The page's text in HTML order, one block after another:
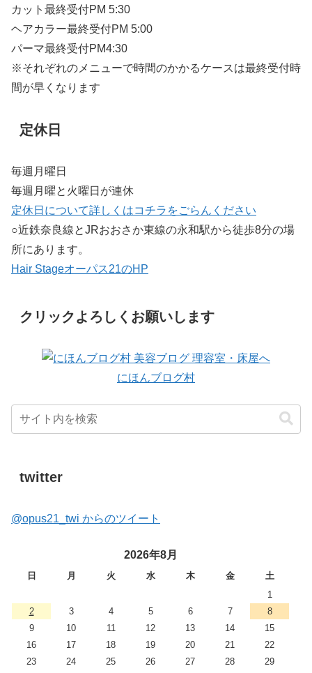
カット最終受付PM 5:30
ヘアカラー最終受付PM 5:00
パーマ最終受付PM4:30
※それぞれのメニューで時間のかかるケースは最終受付時
間が早くなります
定休日
毎週月曜日
毎週月曜と火曜日が連休
定休日について詳しくはコチラをごらんください
○近鉄奈良線とJRおおさか東線の永和駅から徒歩8分の場
所にあります。
Hair Stageオーパス21のHP
クリックよろしくお願いします
にほんブログ村
twitter
@opus21_twi からのツイート
2026年8月
日 月 火 水 木 金
土
1
2
3 4 5 6 7
8
9
10 11 12 13 14
15
16
17 18 19 20 21
22
23
24 25 26 27 28
29